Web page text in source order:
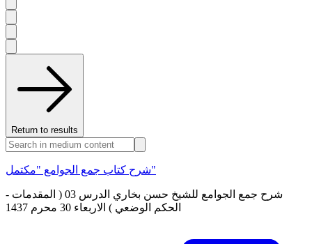
Return to results
شرح كتاب جمع الجوامع "مكتمل"
شرح جمع الجوامع للشيخ حسن بخاري الدرس 03 ( المقدمات -
الحكم الوضعي ) الاربعاء 30 محرم 1437